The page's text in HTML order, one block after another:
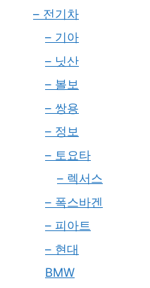
– 전기차
– 기아
– 닛산
– 볼보
– 쌍용
– 정보
– 토요타
– 렉서스
– 폭스바겐
– 피아트
– 현대
BMW